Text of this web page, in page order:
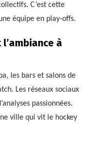
C’est cette
équipe en play-offs.
à
les bars et salons de
Les réseaux sociaux
passionnées.
ville qui vit le hockey